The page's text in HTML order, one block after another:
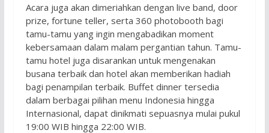
Acara juga akan dimeriahkan dengan live band, door
prize, fortune teller, serta 360 photobooth bagi
tamu-tamu yang ingin mengabadikan moment
kebersamaan dalam malam pergantian tahun. Tamu-
tamu hotel juga disarankan untuk mengenakan
busana terbaik dan hotel akan memberikan hadiah
bagi penampilan terbaik. Buffet dinner tersedia
dalam berbagai pilihan menu Indonesia hingga
Internasional, dapat dinikmati sepuasnya mulai pukul
19:00 WIB hingga 22:00 WIB.